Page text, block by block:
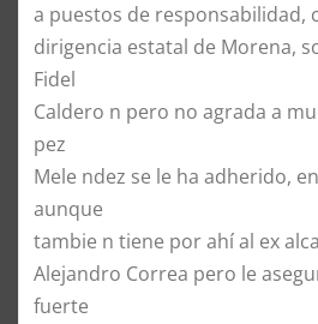
a puestos de responsabilidad,
dirigencia estatal de Morena,
Fidel
Caldero n pero no agrada a
pez
Mele ndez se le ha adherido,
aunque
tambie n tiene por ahí al ex
Alejandro Correa pero le
fuerte